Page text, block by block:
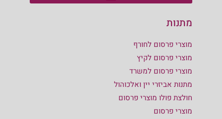
מתנות
מוצרי פרסום לחורף
מוצרי פרסום לקיץ
מוצרי פרסום למשרד
מתנות אביזרי יין ואלכוהול
חולצת פולו מוצרי פרסום
מוצרי פרסום